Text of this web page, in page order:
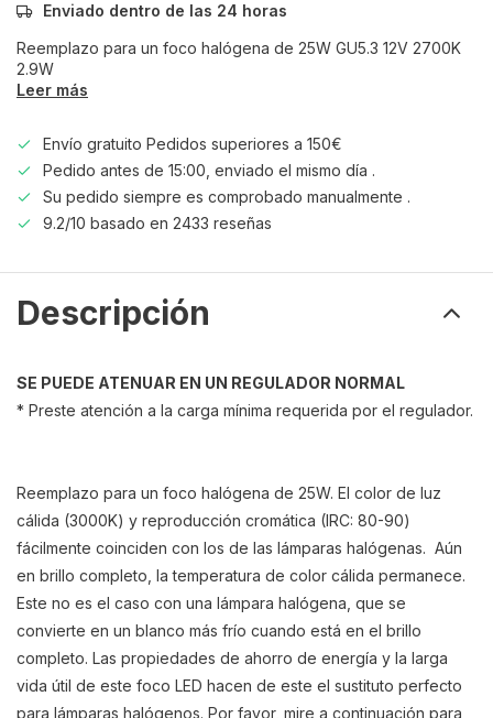
Enviado dentro de las 24 horas
Reemplazo para un foco halógena de 25W GU5.3 12V 2700K
2.9W
Leer más
Envío gratuito Pedidos superiores a 150€
Pedido antes de 15:00, enviado el mismo día .
Su pedido siempre es comprobado manualmente .
9.2/10 basado en 2433 reseñas
Descripción
SE PUEDE ATENUAR EN UN REGULADOR NORMAL
* Preste atención a la carga mínima requerida por el regulador.
Reemplazo para un foco halógena de 25W. El color de luz
cálida (3000K) y reproducción cromática (IRC: 80-90)
fácilmente coinciden con los de las lámparas halógenas. Aún
en brillo completo, la temperatura de color cálida permanece.
Este no es el caso con una lámpara halógena, que se
convierte en un blanco más frío cuando está en el brillo
completo. Las propiedades de ahorro de energía y la larga
vida útil de este foco LED hacen de este el sustituto perfecto
para lámparas halógenos. Por favor, mire a continuación para